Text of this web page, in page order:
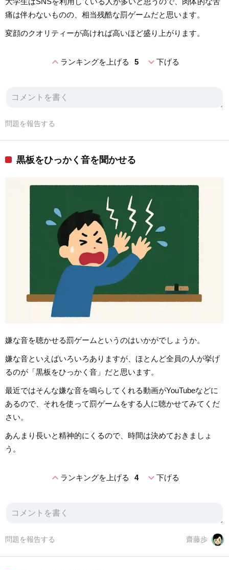
痛は伴わないものの、相当残酷な罰ゲームだと思います。
変顔のクオリティーが高ければ高いほど盛り上がります。
expand_lessランキングを上げる 5 expand_more下げる
問題を報告する
黒板をひっかく音を聞かせる
嫌な音を聴かせる罰ゲームというのはいかがでしょうか。
嫌な音といえばいろいろありますが、ほとんど全員の人が挙げ
るのが「黒板をひっかく音」だと思います。
最近ではそんな嫌な音を鳴らしてくれる動画がYouTubeなどに
あるので、それを使って罰ゲームをする人に聴かせてみてくだ
さい。
あんまり長いと精神的にくるので、時間は決めておきましょ
う。
expand_lessランキングを上げる 4 expand_more下げる
齋藤歩
問題を報告する